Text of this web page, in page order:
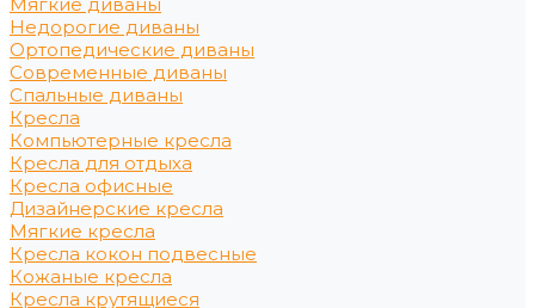
Недорогие диваны
Ортопедические диваны
Современные диваны
Спальные диваны
Кресла
Компьютерные кресла
Кресла для отдыха
Кресла офисные
Дизайнерские кресла
Мягкие кресла
Кресла кокон подвесные
Кожаные кресла
Кресла крутящиеся